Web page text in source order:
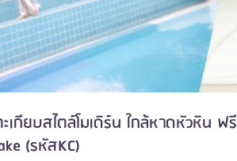
เกียบสไตล์โมเดิร์น ใกล้หาดหัวหิน ฟรี
(รหัสKC)